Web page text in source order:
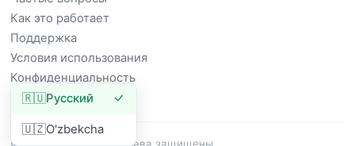
Как это работает
Поддержка
Условия использования
Конфиденциальность
© 2026 Dowork. Все права защищены.
🇷🇺Русский
🇺🇿O'zbekcha